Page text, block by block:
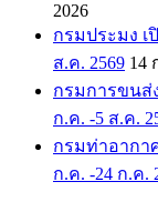
2026
กรมประมง
ส.ค. 2569 14
กรมการขนส่
ก.ค. -5 ส.ค.
กรมท่าอากา
ก.ค. -24 ก.ค.